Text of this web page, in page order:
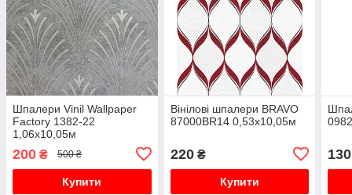
Шпалери Vinil Wallpaper
Factory 1382-22
1,06х10,05м
200 ₴ 500 ₴
Купити
Вінілові шпалери BRAVO
87000BR14 0,53х10,05м
220₴
Купити
130